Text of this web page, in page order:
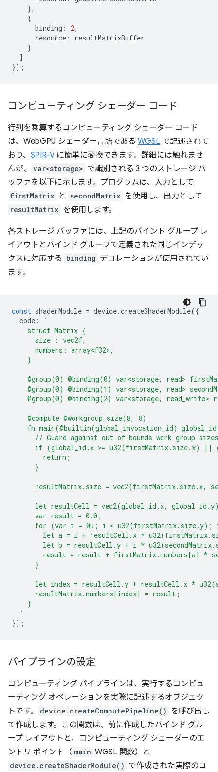
},
{
binding : 2,
resource :
resultMatrixBuffer
}
]
});
コンピューティング シェーダー コード
行列を乗算するコンピューティング シェーダー コード
は、WebGPU シェーダー言語である WGSL で記述されて
おり、 SPIR-V に簡単に変換できます。詳細には触れませ
んが、
var<storage> で識別される 3 つのストレージ バ
ッファを以下に示します。プログラムは、入力として
firstMatrix と secondMatrix を使用し、出力として
resultMatrix を使用します。
各ストレージ バッファには、上記のバインド グループ レ
イアウトとバインド グループで定義された同じインデッ
クスに対応する binding デコレーションが使用されてい
ます。
const shaderModule = device.createShaderModule({
code :
`
    struct Matrix {
      size : vec2f,
      numbers: array<f32>,
    }
@group(0) @binding(0) var<storage, read>
@group(0) @binding(1) var<storage, read>
@group(0) @binding(2) var<storage, read_write>
    @compute @workgroup_size(8, 8)
fn main(@builtin(global_invocation_id)
      // Guard against out-of-bounds work group sizes
if (global_id.x >= u32(firstMatrix.size.x) ||
        return;
      }
resultMatrix.size = vec2(firstMatrix.size.x,
let resultCell = vec2(global_id.x,
      var result = 0.0;
for (var i = 0u; i < u32(firstMatrix.size.y);
let a = i + resultCell.x *
let b = resultCell.y + i *
result = result + firstMatrix.numbers[a] *
      }
let index = resultCell.y + resultCell.x *
      resultMatrix.numbers[index] = result;
    }
  `
});
パイプラインの設定
コンピューティング パイプラインは、実行するコンピュ
ーティング オペレーションを実際に記述するオブジェク
トです。
device.createComputePipeline() を呼び出し
て作成します。この関数は、前に作成したバインド グル
ープ レイアウトと、コンピューティング シェーダーのエ
ントリ ポイント（ main WGSL 関数）と
device.createShaderModule() で作成された実際のコ